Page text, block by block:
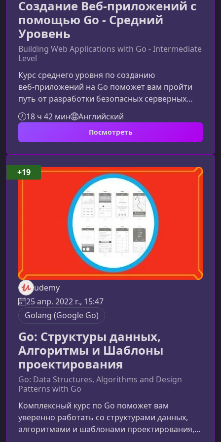
Создание Веб-приложений с
помощью Go - Средний
Уровень
Building Web Applications with Go - Intermediate
Level
Курс среднего уровня по созданию
веб‑приложений на Go поможет вам пройти
путь от разработки безопасных серверных
приложений до создания полноценной
системы с внешним интерфейсом, API и
специализированным микросервисом. Вы
транзакциями, строить надежную архитектуру
и внедрять современные методы
интеграции.Что вы создадите в рамках
курсаВы разработаете реальное приложение
электронной коммерции, включающее
18 ч 42 мин Английский
Посмотреть
udemy
25 апр. 2022 г., 15:47
Golang (Google Go)
Go: Структуры данных,
Алгоритмы и Шаблоны
проектирования
Go: Data Structures, Algorithms and Design
Patterns with Go
Комплексный курс по Go поможет вам
уверенно работать со структурами данных,
алгоритмами и шаблонами проектирования,
+19